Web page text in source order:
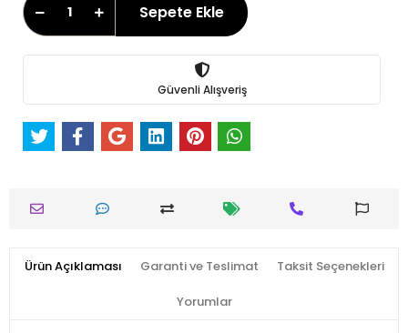
Sepete Ekle
Güvenli Alışveriş
Ürün Açıklaması Garanti ve Teslimat Taksit Seçenekleri
Yorumlar